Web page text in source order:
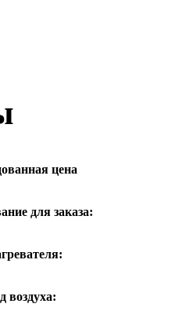
цена
для заказа:
воздуха: